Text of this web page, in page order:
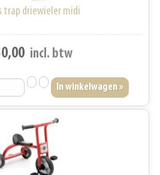
trap driewieler midi
incl. btw